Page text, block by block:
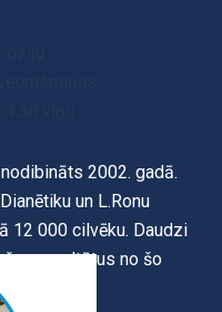
viņu
2002. gadā.
un L.Ronu
12 000 cilvēku. Daudzi
rezultātus no šo